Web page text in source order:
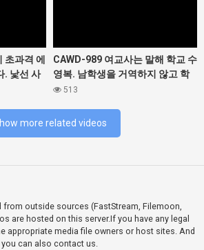
초과격 에
. 낯선 사
컵 무구
져서 신경
CAWD-989 여교사는 말해 학교 수
영복. 남학생을 거역하지 않고 학
생 숙수로 욕하고 졸업할 때까지
습니다. 이토 마이유키
513
more related videos
outside sources (FastStream, Filemoon,
are hosted on this server.If you have any legal
appropriate media file owners or host sites. And
you can also contact us.